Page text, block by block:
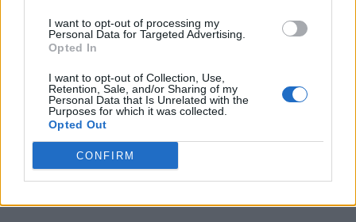
I want to opt-out of processing my
Personal Data for Targeted Advertising.
Opted In
I want to opt-out of Collection, Use,
Retention, Sale, and/or Sharing of my
Personal Data that Is Unrelated with the
Purposes for which it was collected.
Opted Out
CONFIRM
Poesia e ontologia
FILOSOFIA
Oltre l'interpretazione
Dopo la cristianità